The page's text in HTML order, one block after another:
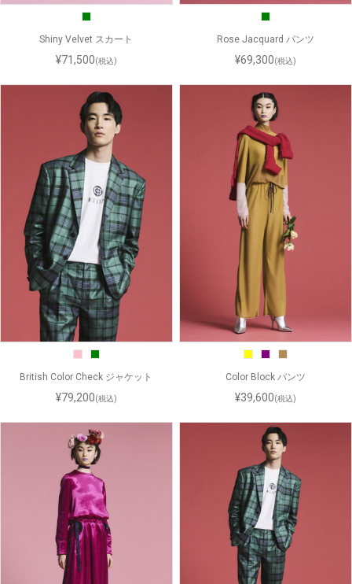
Shiny Velvet スカート
¥71,500(税込)
Rose Jacquard パンツ
¥69,300(税込)
British Color Check ジャケット
¥79,200(税込)
Color Block パンツ
¥39,600(税込)